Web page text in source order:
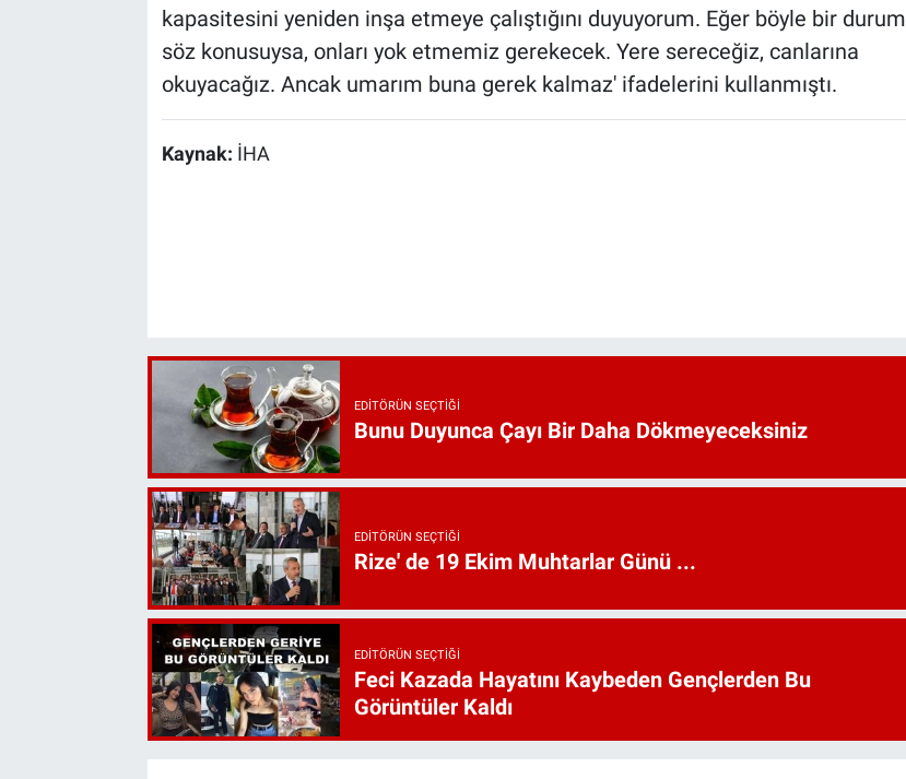
kapasitesini yeniden inşa etmeye çalıştığını duyuyorum. Eğer böyle bir durum
söz konusuysa, onları yok etmemiz gerekecek. Yere sereceğiz, canlarına
okuyacağız. Ancak umarım buna gerek kalmaz' ifadelerini kullanmıştı.
Kaynak: İHA
EDITÖRÜN SEÇTIĞI
Bunu Duyunca Çayı Bir Daha Dökmeyeceksiniz
EDITÖRÜN SEÇTIĞI
Rize' de 19 Ekim Muhtarlar Günü ...
EDITÖRÜN SEÇTIĞI
Feci Kazada Hayatını Kaybeden Gençlerden Bu
Görüntüler Kaldı